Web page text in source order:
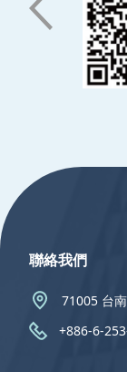
聯絡我們
71005 台
+886-6-